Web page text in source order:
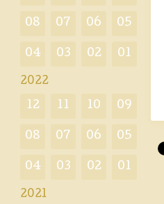
08 07 06 05
04 03 02 01
2022
12 11 10 09
08 07 06 05
04 03 02 01
2021